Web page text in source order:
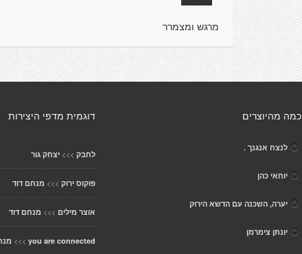
מרגש ומצמרר
דוגמית מדפי היצירות
לחבק >>> יצחק גור
פוקוס ירוק >>> מנחם דוד
אוצר מילים >>> מנחם דוד
you are connected
>>>
כמה מהיוצרים
לנצח אנגנך .
יוחאי כהן
יערה, השכנה עם הדשא הירוק
יונתן צימרמן